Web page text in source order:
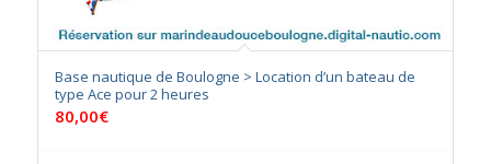
Base nautique de Boulogne > Location d’un bateau de
type Ace pour 2 heures
80,00€